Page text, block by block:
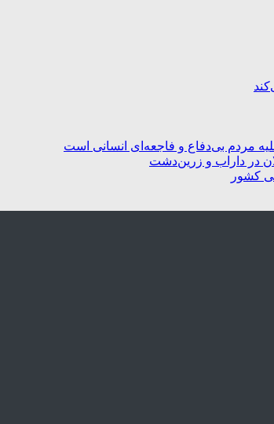
مردم بی‌دفاع و فاجعه‌ای انسانی است
در داراب و زرین‌دشت
کشور